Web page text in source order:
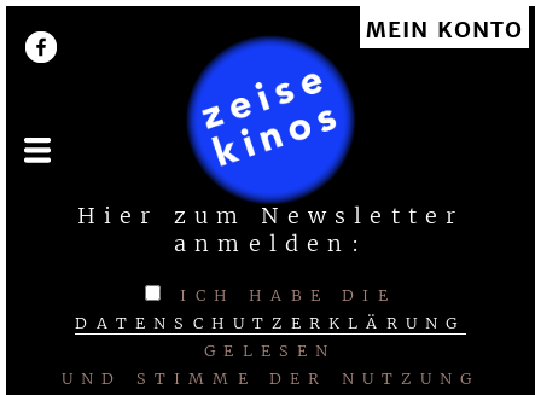
zum
Inhalt
User account menu MEIN KONTO
Hier zum Newsletter
anmelden:
ICH HABE DIE
DATENSCHUTZERKLÄRUNG
GELESEN
UND STIMME DER NUTZUNG